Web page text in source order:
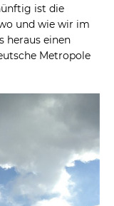
ist die
und wie wir im
heraus einen
Metropole